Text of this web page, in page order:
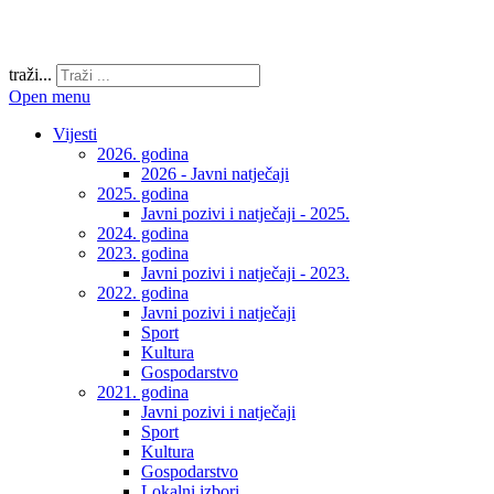
traži...
Open menu
Vijesti
2026. godina
2026 - Javni natječaji
2025. godina
Javni pozivi i natječaji - 2025.
2024. godina
2023. godina
Javni pozivi i natječaji - 2023.
2022. godina
Javni pozivi i natječaji
Sport
Kultura
Gospodarstvo
2021. godina
Javni pozivi i natječaji
Sport
Kultura
Gospodarstvo